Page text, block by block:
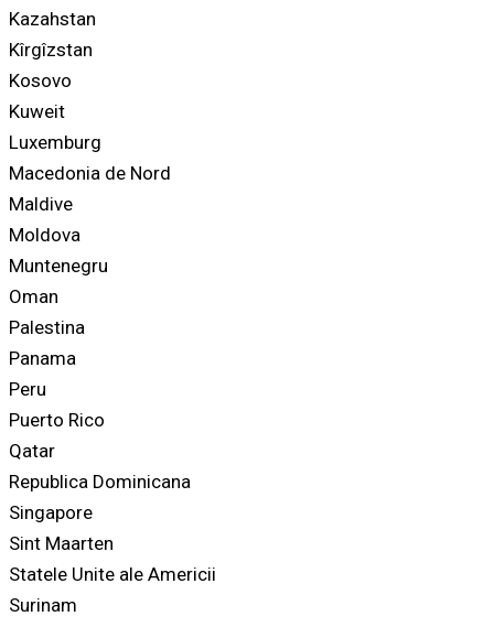
Kazahstan
Kîrgîzstan
Kosovo
Kuweit
Luxemburg
Macedonia de Nord
Maldive
Moldova
Muntenegru
Oman
Palestina
Panama
Peru
Puerto Rico
Qatar
Republica Dominicana
Singapore
Sint Maarten
Statele Unite ale Americii
Surinam